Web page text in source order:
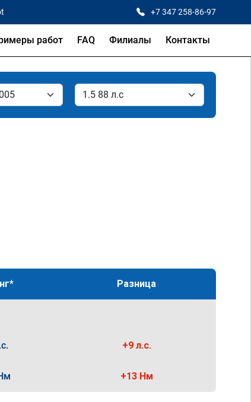
+7 347 258-86-97
работ FAQ Филиалы Контакты
Разница
+9 л.с.
+13 Нм